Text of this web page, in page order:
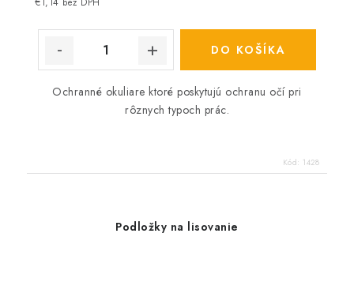
€1,14 bez DPH
DO KOŠÍKA
Ochranné okuliare ktoré poskytujú ochranu očí pri
rôznych typoch prác.
Kód: 1428
Podložky na lisovanie